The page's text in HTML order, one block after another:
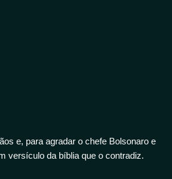
e, para agradar o chefe Bolsonaro e
versículo da bíblia que o contradiz.